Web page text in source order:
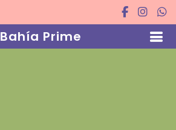
Bahía Prime